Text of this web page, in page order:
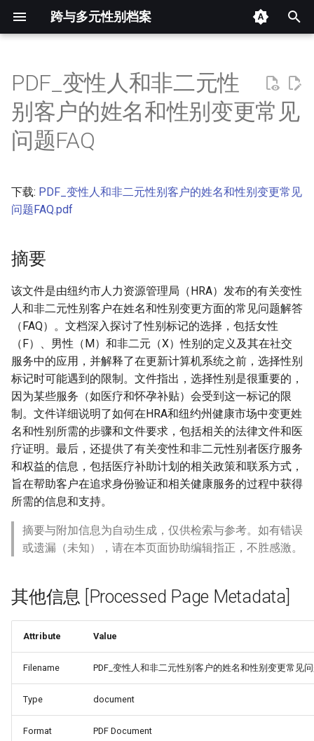
跨与多元性别档案
开
始
索
摘要
其他信息 [Processed Page
Metadata]
PDF_变性人和非二元性
别客户的姓名和性别变更常见
问题FAQ
下载: PDF_变性人和非二元性别客户的姓名和性别变更常见
问题FAQ.pdf
摘要
该文件是由纽约市人力资源管理局（HRA）发布的有关变性
人和非二元性别客户在姓名和性别变更方面的常见问题解答
（FAQ）。文档深入探讨了性别标记的选择，包括女性
（F）、男性（M）和非二元（X）性别的定义及其在社交
服务中的应用，并解释了在更新计算机系统之前，选择性别
标记时可能遇到的限制。文件指出，选择性别是很重要的，
因为某些服务（如医疗和怀孕补贴）会受到这一标记的限
制。文件详细说明了如何在HRA和纽约州健康市场中变更姓
名和性别所需的步骤和文件要求，包括相关的法律文件和医
疗证明。最后，还提供了有关变性和非二元性别者医疗服务
和权益的信息，包括医疗补助计划的相关政策和联系方式，
旨在帮助客户在追求身份验证和相关健康服务的过程中获得
所需的信息和支持。
摘要与附加信息为自动生成，仅供检索与参考。如有错误
或遗漏（未知），请在本页面协助编辑指正，不胜感激。
其他信息 [Processed Page Metadata]
Attribute Value
Filename PDF_变性人和非二元性别客户的姓名和性别变更常见
Type document
Format PDF Document